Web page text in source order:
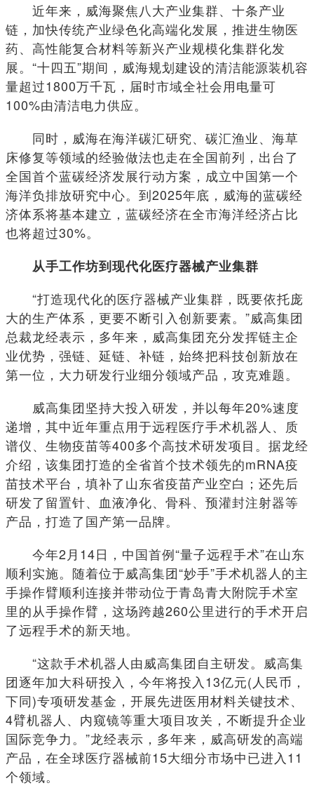
近年来，威海聚焦八大产业集群、十条产业
链，加快传统产业绿色化高端化发展，推进生物医
药、高性能复合材料等新兴产业规模化集群化发
展。“十四五”期间，威海规划建设的清洁能源装机容
量超过1800万千瓦，届时市域全社会用电量可
100%由清洁电力供应。
同时，威海在海洋碳汇研究、碳汇渔业、海草
床修复等领域的经验做法也走在全国前列，出台了
全国首个蓝碳经济发展行动方案，成立中国第一个
海洋负排放研究中心。到2025年底，威海的蓝碳经
济体系将基本建立，蓝碳经济在全市海洋经济占比
也将超过30%。
从手工作坊到现代化医疗器械产业集群
“打造现代化的医疗器械产业集群，既要依托庞
大的生产体系，更要不断引入创新要素。”威高集团
总裁龙经表示，多年来，威高集团充分发挥链主企
业优势，强链、延链、补链，始终把科技创新放在
第一位，大力研发行业细分领域产品，攻克难题。
威高集团坚持大投入研发，并以每年20%速度
递增，其中近年重点用于远程医疗手术机器人、质
谱仪、生物疫苗等400多个高技术研发项目。据龙经
介绍，该集团打造的全省首个技术领先的mRNA疫
苗技术平台，填补了山东省疫苗产业空白；还先后
研发了留置针、血液净化、骨科、预灌封注射器等
产品，打造了国产第一品牌。
今年2月14日，中国首例“量子远程手术”在山东
顺利实施。随着位于威高集团“妙手”手术机器人的主
手操作臂顺利连接并带动位于青岛青大附院手术室
里的从手操作臂，这场跨越260公里进行的手术开启
了远程手术的新天地。
“这款手术机器人由威高集团自主研发。威高集
团逐年加大科研投入，今年将投入13亿元(人民币，
下同)专项研发基金，开展先进医用材料关键技术、
4臂机器人、内窥镜等重大项目攻关，不断提升企业
国际竞争力。”龙经表示，多年来，威高研发的高端
产品，在全球医疗器械前15大细分市场中已进入11
个领域。